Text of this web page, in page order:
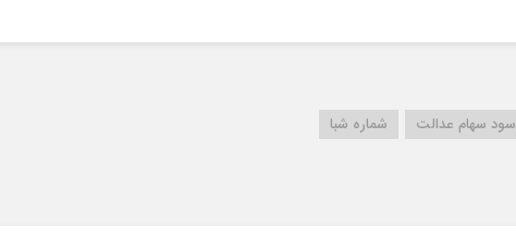
سود سهام عدالت شماره شبا